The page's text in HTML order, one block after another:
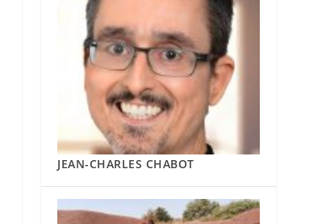
JEAN-CHARLES CHABOT